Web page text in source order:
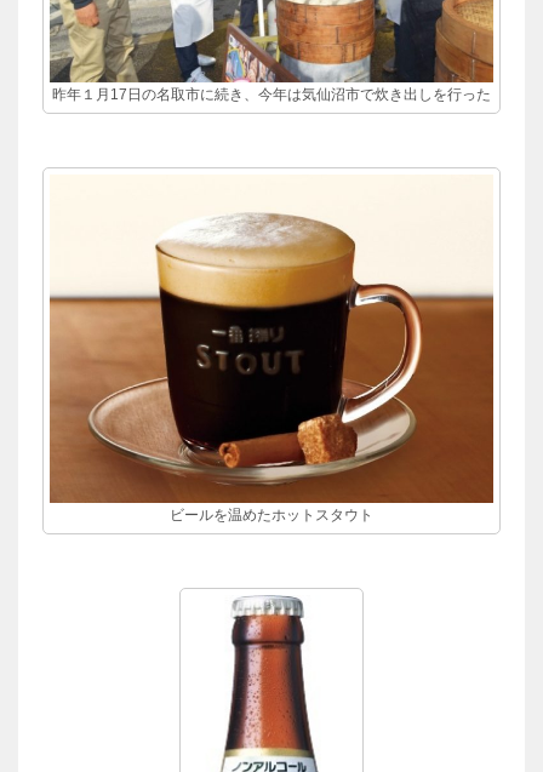
昨年１月17日の名取市に続き、今年は気仙沼市で炊き出しを行った
ビールを温めたホットスタウト